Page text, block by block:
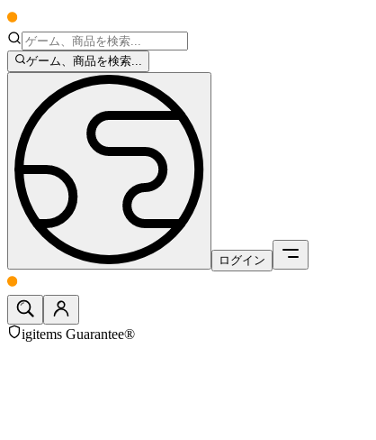
ゲーム、商品を検索...
ログイン
igitems Guarantee®